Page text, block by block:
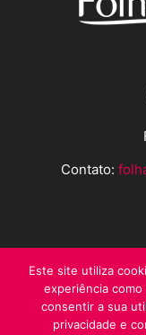
Contato:
Este site utiliza
experiência
consentir a sua
privacidade e